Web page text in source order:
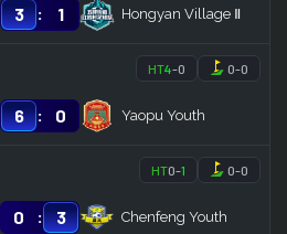
3 : 1 Hongyan Village Ⅱ
HT4-0 0-0
6 : 0 Yaopu Youth
HT0-1 0-0
0 : 3 Chenfeng Youth